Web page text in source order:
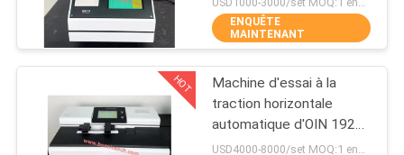
SUJET
NOUS
Analyseur thermique
synchrone TGA DSC
16
contrôle automatique
d'écrasement
ENQUÊTE
MAINTENANT
HOT
Machine d'essai à la
traction horizontale
automatique d'OIN 1924-
2 d'OIN 1924-1 pour le